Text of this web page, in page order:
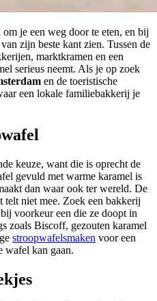
je een weg door te eten, en bij
zijn beste kant zien. Tussen de
marktkramen en een
serieus neemt. Als je op zoek
en de toeristische
een lokale familiebakkerij je
keuze, want die is oprecht de
gevuld met warme karamel is
dan waar ook ter wereld. De
telt niet mee. Zoek een bakkerij
voorkeur een die ze doopt in
zoals Biscoff, gezouten karamel
stroopwafelsmaken voor een
wafel kan gaan.